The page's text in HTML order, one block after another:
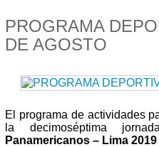
PROGRAMA
DE AGOSTO
El programa de actividades
la decimoséptima
Panamericanos – Lima 2019